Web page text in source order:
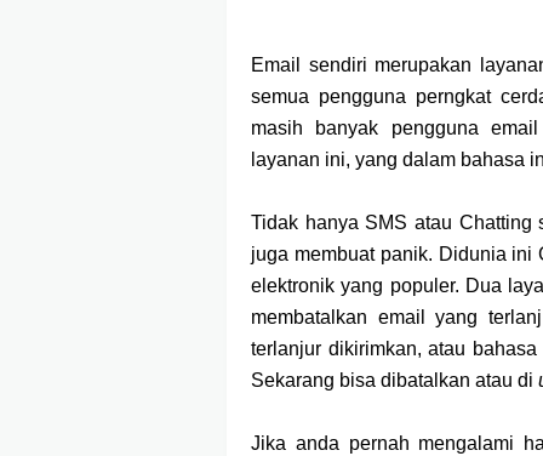
Email sendiri merupakan
semua pengguna perngkat
masih banyak pengguna
layanan ini, yang dalam bahasa
Tidak hanya SMS atau
juga membuat panik. Didunia ini
elektronik yang populer. Dua
membatalkan email yang
terlanjur dikirimkan, atau
Sekarang bisa dibatalkan atau di
Jika anda pernah mengalami